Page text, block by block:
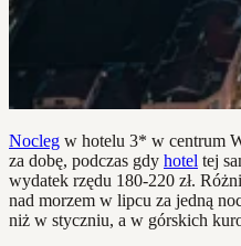
Nocleg w hotelu 3* w centrum
za dobę, podczas gdy hotel tej
wydatek rzędu 180-220 zł.
nad morzem w lipcu za jedną
niż w styczniu, a w górskich